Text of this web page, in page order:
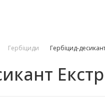
Гербіциди Гербіцид-